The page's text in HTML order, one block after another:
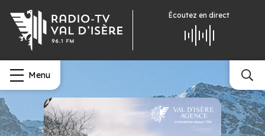
Écoutez en direct
Menu